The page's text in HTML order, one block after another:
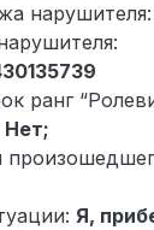
нарушителя:
ранг
Нет;
Я,